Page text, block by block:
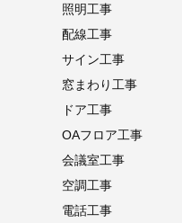
照明工事
配線工事
サイン工事
窓まわり工事
ドア工事
OAフロア工事
会議室工事
空調工事
電話工事